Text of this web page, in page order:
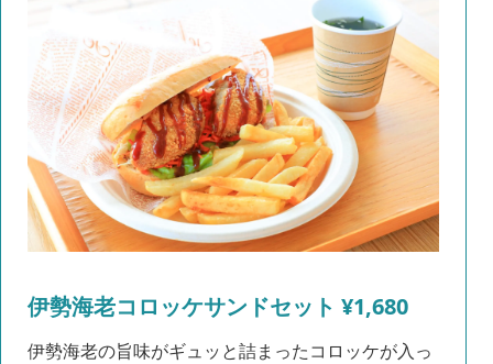
伊勢海老コロッケサンドセット ¥1,680
伊勢海老の旨味がギュッと詰まったコロッケが入っ